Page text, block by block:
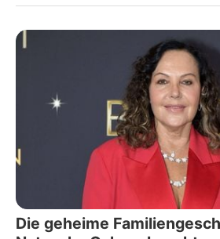
Die geheime